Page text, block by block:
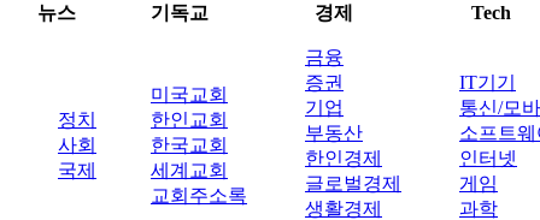
뉴스
기독교 경제 Tech
정치
사회
국제
미국교회
한인교회
한국교회
세계교회
교회주소록
금융
증권
기업
부동산
한인경제
글로벌경제
생활경제
IT기기
통신/모
소프트웨
인터넷
게임
과학